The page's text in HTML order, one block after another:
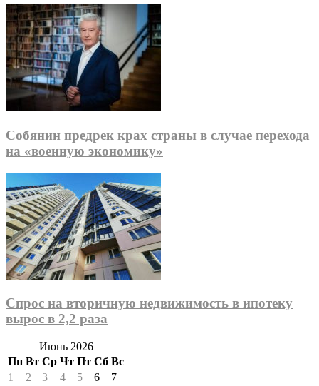
Собянин предрек крах страны в случае перехода
на «военную экономику»
Спрос на вторичную недвижимость в ипотеку
вырос в 2,2 раза
Июнь 2026
Пн Вт Ср Чт Пт Сб Вс
1
2 3 4 5 6
7